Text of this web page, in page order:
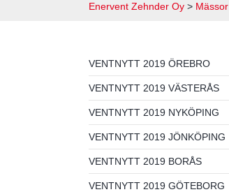
Enervent Zehnder Oy > Mässor
VENTNYTT 2019 ÖREBRO
VENTNYTT 2019 VÄSTERÅS
VENTNYTT 2019 NYKÖPING
VENTNYTT 2019 JÖNKÖPING
VENTNYTT 2019 BORÅS
VENTNYTT 2019 GÖTEBORG